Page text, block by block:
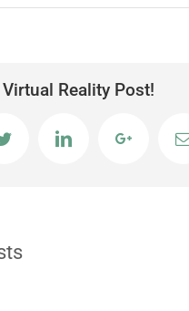
Reality Post!
Twitter LinkedInGoogle+